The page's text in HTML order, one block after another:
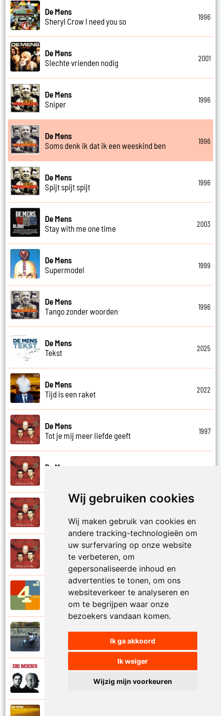
Wij gebruiken cookies
Wij maken gebruik van cookies en
andere tracking-technologieën om
uw surfervaring op onze website
te verbeteren, om
gepersonaliseerde inhoud en
advertenties te tonen, om ons
websiteverkeer te analyseren en
om te begrijpen waar onze
bezoekers vandaan komen.
Ik ga akkoord
Ik weiger
Wijzig mijn voorkeuren
De Mens
Sheryl Crow I need you so
1996
De Mens
Slechte vrienden nodig
2001
De Mens
Sniper
1996
De Mens
Soms denk ik dat ik een weeskind ben
1996
De Mens
Spijt spijt spijt
1996
De Mens
Stay with me one time
2003
De Mens
Supermodel
1999
De Mens
Tango zonder woorden
1996
De Mens
Tekst
2025
De Mens
Tijd is een raket
2022
De Mens
Tot je mij meer liefde geeft
1997
De Mens
Val niet in liefde I
De Mens
Val niet in liefde II
De Mens
Vier akkoorden
De Mens
Vrijheid die niet eenzaam is